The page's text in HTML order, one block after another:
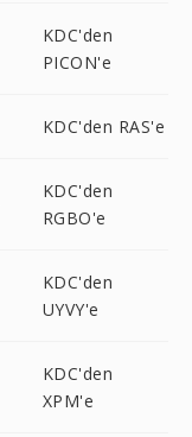
KDC'den
PICON'e
KDC'den RAS'e
KDC'den
RGBO'e
KDC'den
UYVY'e
KDC'den
XPM'e